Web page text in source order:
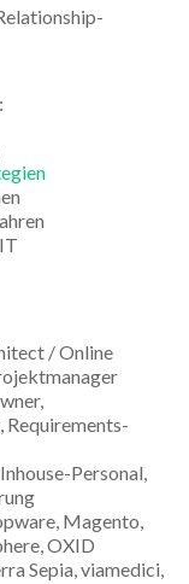
/ Online
Requirements-
Personal,
Magento,
OXID
Sepia, viamedici,